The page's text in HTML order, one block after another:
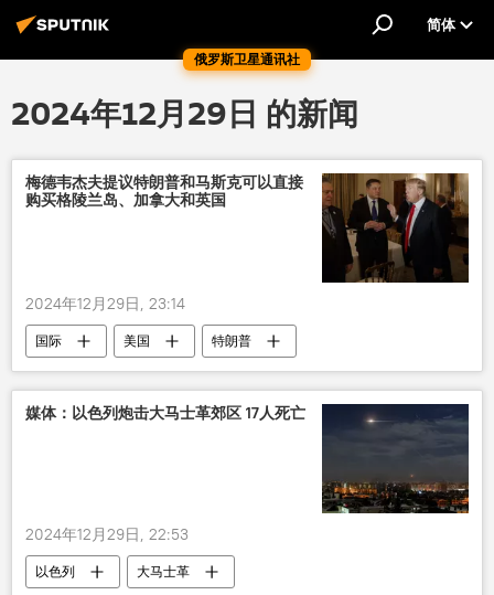
俄罗斯卫星通讯社
简体
2024年12月29日 的新闻
梅德韦杰夫提议特朗普和马斯克可以直接
购买格陵兰岛、加拿大和英国
2024年12月29日, 23:14
国际 美国
特朗普
伊隆•马斯克
格陵兰岛
加拿大
英国
媒体：以色列炮击大马士革郊区 17人死亡
2024年12月29日, 22:53
以色列 大马士革